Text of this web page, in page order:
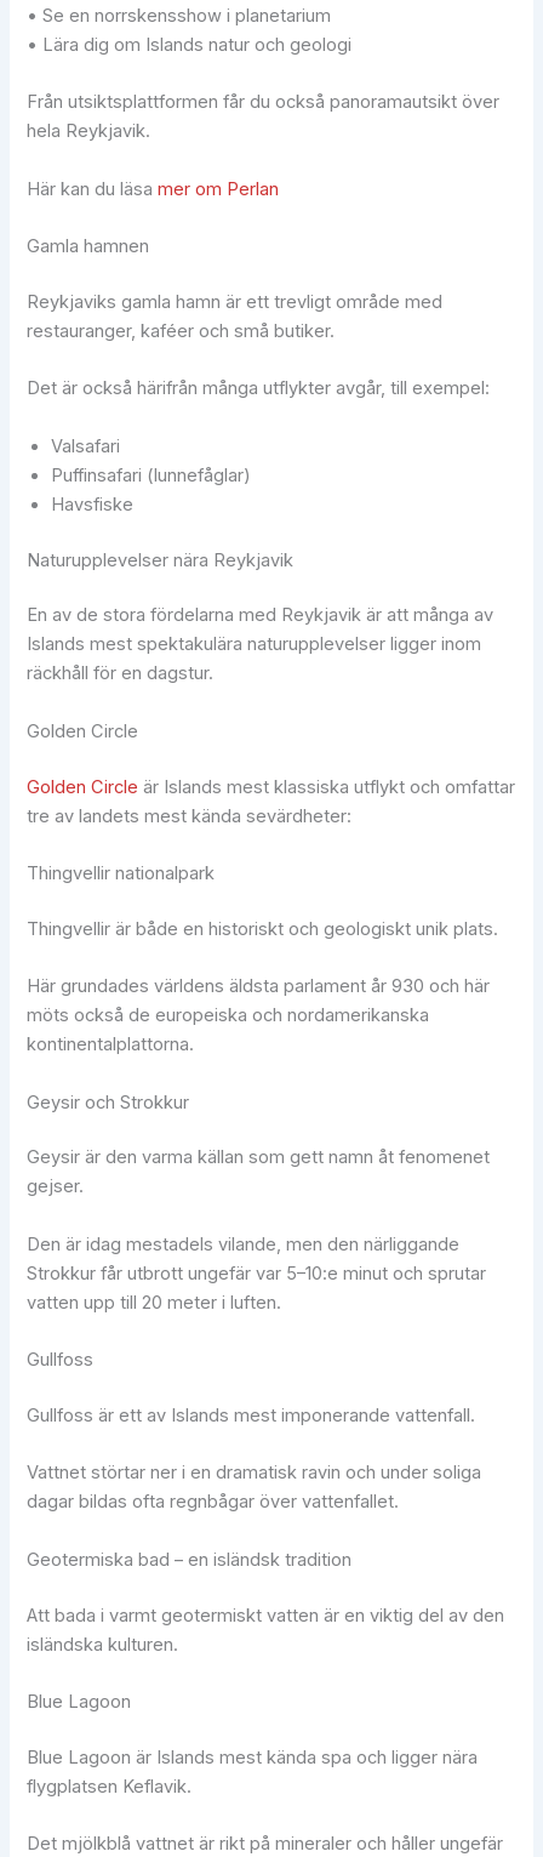
• Se en norrskensshow i planetarium
• Lära dig om Islands natur och geologi
Från utsiktsplattformen får du också panoramautsikt över
hela Reykjavik.
Här kan du läsamer om Perlan
Gamla hamnen
Reykjaviks gamla hamn är ett trevligt område med
restauranger, kaféer och små butiker.
Det är också härifrån många utflykter avgår, till exempel:
Valsafari
Puffinsafari (lunnefåglar)
Havsfiske
Naturupplevelser nära Reykjavik
En av de stora fördelarna med Reykjavik är att många av
Islands mest spektakulära naturupplevelser ligger inom
räckhåll för en dagstur.
Golden Circle
Golden Circle är Islands mest klassiska utflykt och omfattar
tre av landets mest kända sevärdheter:
Thingvellir nationalpark
Thingvellir är både en historiskt och geologiskt unik plats.
Här grundades världens äldsta parlament år 930 och här
möts också de europeiska och nordamerikanska
kontinentalplattorna.
Geysir och Strokkur
Geysir är den varma källan som gett namn åt fenomenet
gejser.
Den är idag mestadels vilande, men den närliggande
Strokkur får utbrott ungefär var 5–10:e minut och sprutar
vatten upp till 20 meter i luften.
Gullfoss
Gullfoss är ett av Islands mest imponerande vattenfall.
Vattnet störtar ner i en dramatisk ravin och under soliga
dagar bildas ofta regnbågar över vattenfallet.
Geotermiska bad – en isländsk tradition
Att bada i varmt geotermiskt vatten är en viktig del av den
isländska kulturen.
Blue Lagoon
Blue Lagoon är Islands mest kända spa och ligger nära
flygplatsen Keflavik.
Det mjölkblå vattnet är rikt på mineraler och håller ungefär